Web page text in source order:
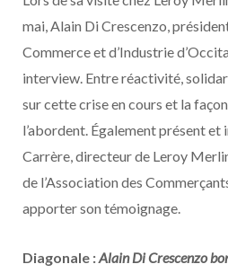
mai, Alain Di Crescenzo,
Commerce et d’Industrie
interview. Entre réactivité,
sur cette crise en cours et la
l’abordent. Également présent
Carrère, directeur de Leroy
de l’Association des
apporter son témoignage.
Diagonale :Alain Di Crescenzo